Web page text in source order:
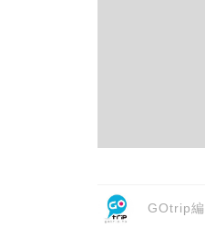
GOtrip